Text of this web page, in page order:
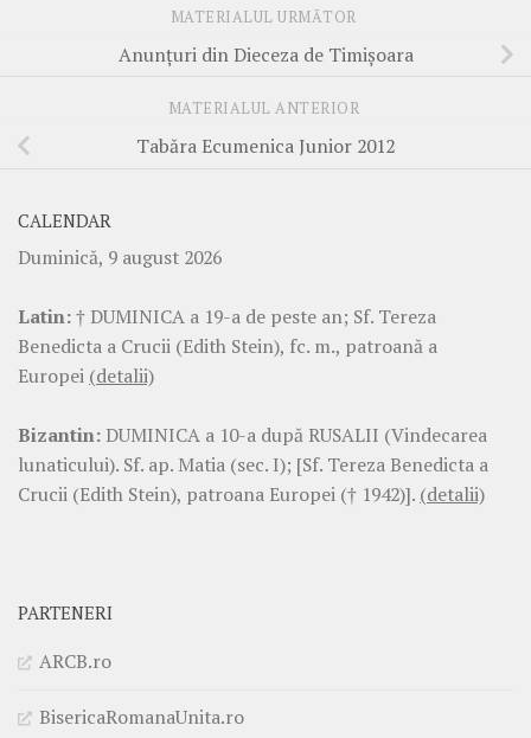
MATERIALUL URMĂTOR
Anunţuri din Dieceza de Timişoara
MATERIALUL ANTERIOR
Tabăra Ecumenica Junior 2012
CALENDAR
Duminică, 9 august 2026
Latin:† DUMINICA a 19-a de peste an; Sf. Tereza
Benedicta a Crucii (Edith Stein), fc. m., patroană a
Europei (detalii)
Bizantin: DUMINICA a 10-a după RUSALII (Vindecarea
lunaticului). Sf. ap. Matia (sec. I); [Sf. Tereza Benedicta a
Crucii (Edith Stein), patroana Europei († 1942)]. (detalii)
PARTENERI
ARCB.ro
BisericaRomanaUnita.ro